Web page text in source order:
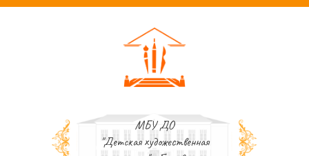
МБУ ДО
"Детская художественная